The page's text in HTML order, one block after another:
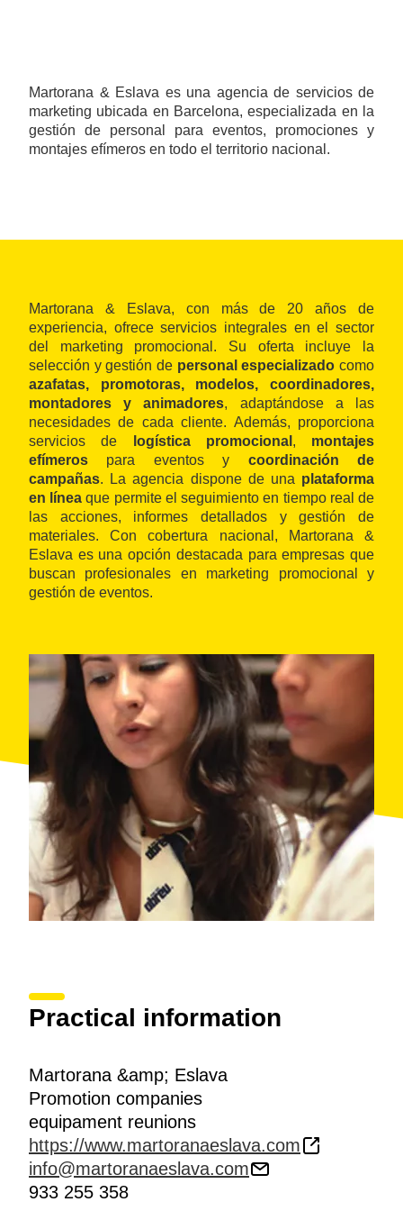
Martorana & Eslava es una agencia de servicios de
marketing ubicada en Barcelona, especializada en la
gestión de personal para eventos, promociones y
montajes efímeros en todo el territorio nacional.
Martorana & Eslava, con más de 20 años de
experiencia, ofrece servicios integrales en el sector
del marketing promocional. Su oferta incluye la
selección y gestión de personal especializado como
azafatas, promotoras, modelos, coordinadores,
montadores y animadores, adaptándose a las
necesidades de cada cliente. Además, proporciona
servicios de
logística promocional , montajes
efímeros para eventos y coordinación de
campañas. La agencia dispone de una plataforma
en línea que permite el seguimiento en tiempo real de
las acciones, informes detallados y gestión de
materiales. Con cobertura nacional, Martorana &
Eslava es una opción destacada para empresas que
buscan profesionales en marketing promocional y
gestión de eventos.
Practical information
Martorana &amp; Eslava
Promotion companies
equipament reunions
https://www.martoranaeslava.com
info@martoranaeslava.com
933 255 358